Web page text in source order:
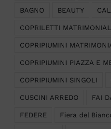
BAGNO BEAUTY
COPRILETTI
COPRIPIUMINI
COPRIPIUMINI PIAZZA E
COPRIPIUMINI SINGOLI
CUSCINI ARREDO FAI
FEDERE Fiera del